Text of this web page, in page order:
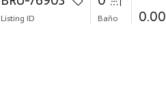
Listing ID Baño 0.00